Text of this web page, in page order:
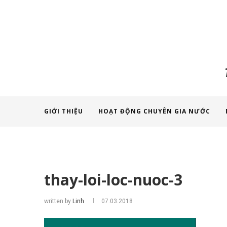
GIỚI THIỆU HOẠT ĐỘNG CHUYÊN GIA NƯỚC
thay-loi-loc-nuoc-3
written by Linh 07.03.2018